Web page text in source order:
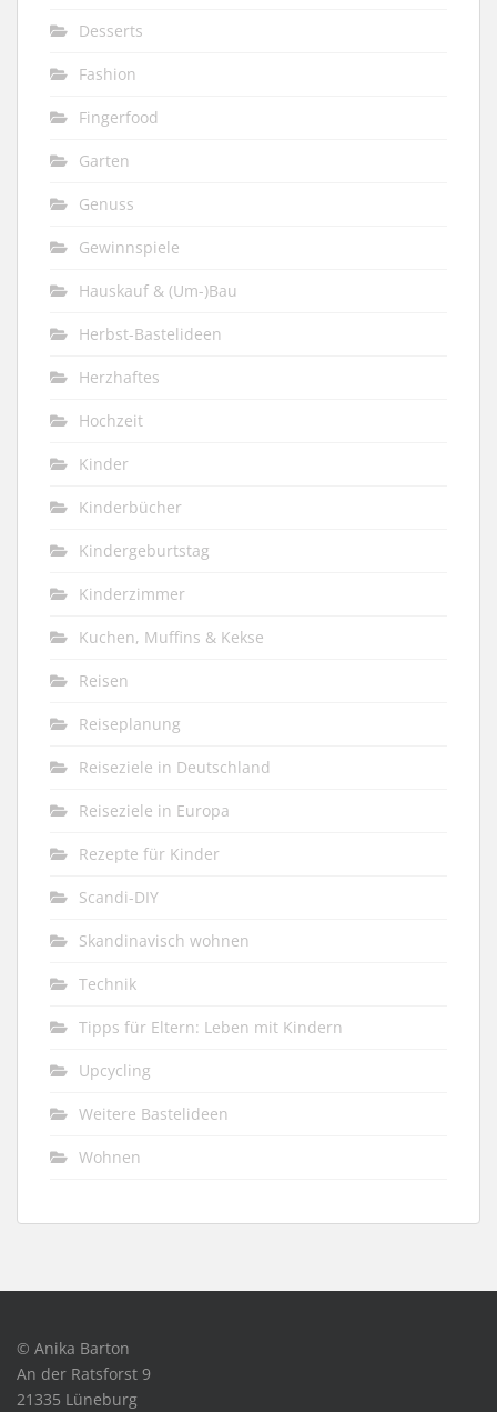
Desserts
Fashion
Fingerfood
Garten
Genuss
Gewinnspiele
Hauskauf & (Um-)Bau
Herbst-Bastelideen
Herzhaftes
Hochzeit
Kinder
Kinderbücher
Kindergeburtstag
Kinderzimmer
Kuchen, Muffins & Kekse
Reisen
Reiseplanung
Reiseziele in Deutschland
Reiseziele in Europa
Rezepte für Kinder
Scandi-DIY
Skandinavisch wohnen
Technik
Tipps für Eltern: Leben mit Kindern
Upcycling
Weitere Bastelideen
Wohnen
© Anika Barton
An der Ratsforst 9
21335 Lüneburg